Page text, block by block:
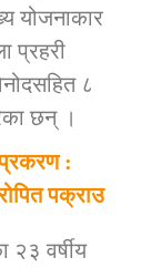
सन्देश
सुचना
योजनाकार
प्रहरी
८
छन् ।
:
पक्राउ
२३ वर्षीय